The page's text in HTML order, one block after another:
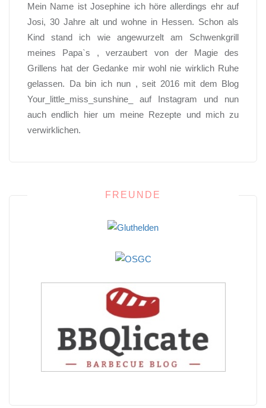
Mein Name ist Josephine ich höre allerdings ehr auf
Josi, 30 Jahre alt und wohne in Hessen. Schon als
Kind stand ich wie angewurzelt am Schwenkgrill
meines Papa`s , verzaubert von der Magie des
Grillens hat der Gedanke mir wohl nie wirklich Ruhe
gelassen. Da bin ich nun , seit 2016 mit dem Blog
Your_little_miss_sunshine_ auf Instagram und nun
auch endlich hier um meine Rezepte und mich zu
verwirklichen.
FREUNDE